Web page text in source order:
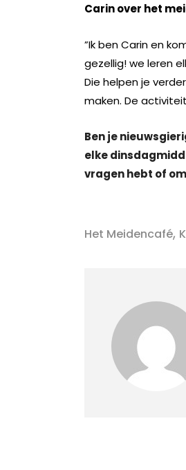
Carin over het
”Ik ben Carin en
gezellig! we leren
Die helpen je
maken. De
Ben je
elke
vragen hebt of
Het Meidencafé,